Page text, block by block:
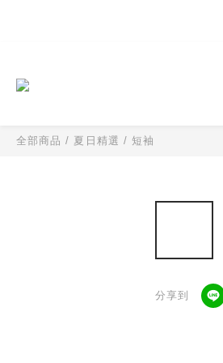
全部商品 / 夏日精選 / 短袖
分享到